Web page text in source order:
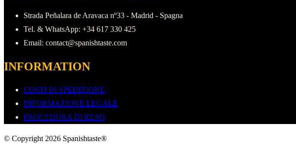
Strada Peñalara de Aravaca nº33 - Madrid - Spagna
Tel. & WhatsApp: +34 617 330 425
Email: contact@spanishtaste.com
INFORMATION
COSTI DI SPEDIZIONE
INFORMAZIONE LEGALE
PROCEDURA DI RESO
© Copyright 2026 Spanishtaste®